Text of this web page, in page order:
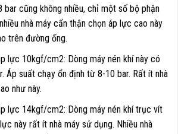
bar cũng không nhiều, chỉ một số bộ phận
nhà máy cẩn thận chọn áp lực cao này
trên đường ống.
lực 10kgf/cm2: Dòng máy nén khí này có
Áp suất chạy ổn định từ 8-10 bar. Rất ít nhà
như này.
lực 14kgf/cm2: Dòng máy nén khí trục vít
này rất ít nhà máy sử dụng. Nhiều nhà